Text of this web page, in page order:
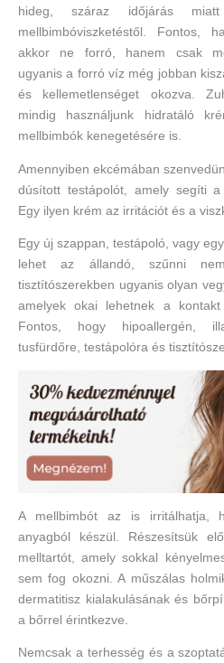
hideg, száraz időjárás
mellbimbóviszketéstől. Fontos,
akkor ne forró, hanem csak
ugyanis a forró víz még jobban
és kellemetlenséget okozva.
mindig használjunk hidratáló
mellbimbók kenegetésére is.
Amennyiben ekcémában
dúsított testápolót, amely segíti a
Egy ilyen krém az irritációt és a
Egy új szappan, testápoló, vagy
lehet az állandó, szűnni
tisztítószerekben ugyanis olyan
amelyek okai lehetnek a kontakt
Fontos, hogy hipoallergén,
tusfürdőre, testápolóra és
A mellbimbót az is irritálhatja,
anyagból készül. Részesítsük
melltartót, amely sokkal
sem fog okozni. A műszálas
dermatitisz kialakulásának és
a bőrrel érintkezve.
Nemcsak a terhesség és a